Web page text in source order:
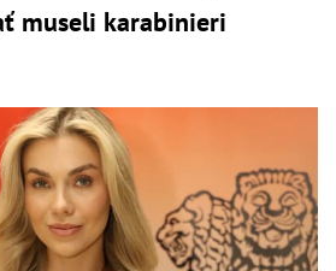
museli karabinieri